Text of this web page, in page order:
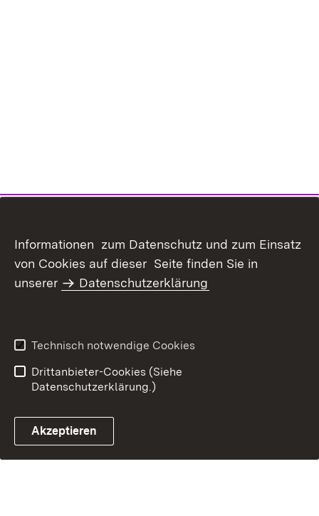
Barrierefreiheit
Benutzungshinweise
Impressum
Informationen zum Datenschutz und zum Einsatz
von Cookies auf dieser Seite finden Sie in
unserer
Datenschutzerklärung
Technisch notwendige Cookies
Drittanbieter-Cookies (Siehe
Datenschutzerklärung.)
Akzeptieren